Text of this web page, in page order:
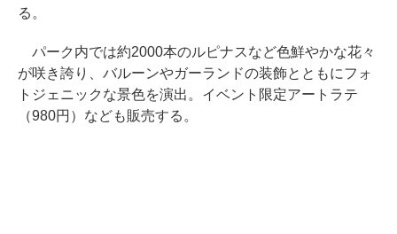
る。
パーク内では約2000本のルピナスなど色鮮やかな花々
が咲き誇り、バルーンやガーランドの装飾とともにフォ
トジェニックな景色を演出。イベント限定アートラテ
（980円）なども販売する。